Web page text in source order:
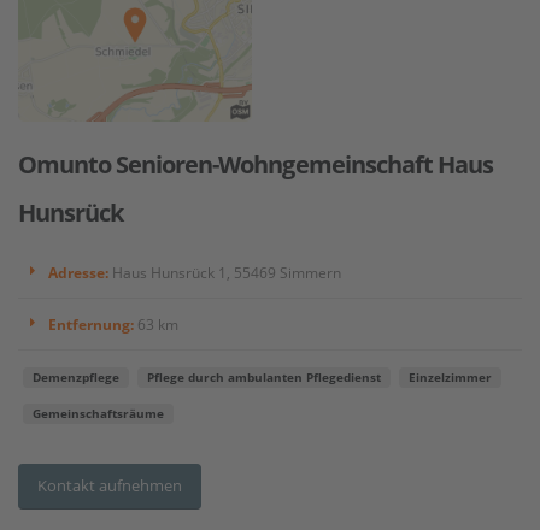
Omunto Senioren-Wohngemeinschaft Haus
Hunsrück
Adresse: Haus Hunsrück 1, 55469 Simmern
Entfernung: 63 km
Demenzpflege Pflege durch ambulanten Pflegedienst Einzelzimmer
Gemeinschaftsräume
Kontakt aufnehmen